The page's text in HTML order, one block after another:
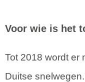
Voor wie is het
Tot 2018 wordt er
Duitse